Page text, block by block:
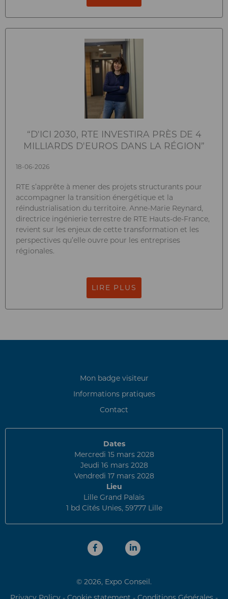
“D'ICI 2030, RTE INVESTIRA PRÈS DE 4
MILLIARDS D'EUROS DANS LA RÉGION”
18-06-2026
RTE s’apprête à mener des projets structurants pour
accompagner la transition énergétique et la
réindustrialisation du territoire. Anne-Marie Reynard,
directrice ingénierie terrestre de RTE Hauts-de-France,
revient sur les enjeux de cette transformation et les
perspectives qu’elle ouvre pour les entreprises
régionales.
LIRE PLUS
Mon badge visiteur
Informations pratiques
Contact
Dates
Mercredi 15 mars 2028
Jeudi 16 mars 2028
Vendredi 17 mars 2028
Lieu
Lille Grand Palais
1 bd Cités Unies, 59777 Lille
© 2026, Expo Conseil.